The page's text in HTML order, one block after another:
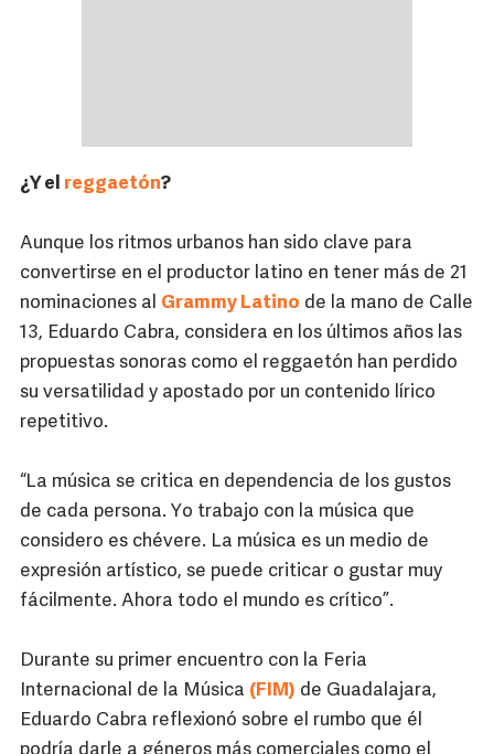
¿Y el reggaetón?
Aunque los ritmos urbanos han sido clave para
convertirse en el productor latino en tener más de 21
nominaciones al Grammy Latino de la mano de Calle
13, Eduardo Cabra, considera en los últimos años las
propuestas sonoras como el reggaetón han perdido
su versatilidad y apostado por un contenido lírico
repetitivo.
“La música se critica en dependencia de los gustos
de cada persona. Yo trabajo con la música que
considero es chévere. La música es un medio de
expresión artístico, se puede criticar o gustar muy
fácilmente. Ahora todo el mundo es crítico”.
Durante su primer encuentro con la Feria
Internacional de la Música (FIM) de Guadalajara,
Eduardo Cabra reflexionó sobre el rumbo que él